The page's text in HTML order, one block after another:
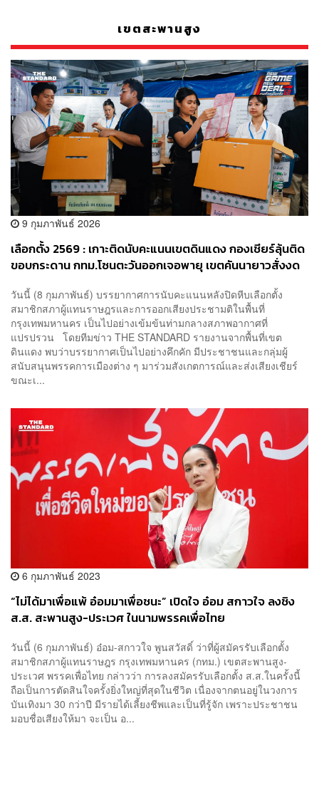
เขตสะพานสูง
9 กุมภาพันธ์ 2026
เลือกตั้ง 2569 : เกาะติดนับคะแนนเขตดินแดง กองเชียร์ลุ้นติด
ขอบกระดาน กทม.โซนตะวันออกเจอพายุ เขตคันนายาวสั่งงด
วันนี้ (8 กุมภาพันธ์) บรรยากาศการนับคะแนนหลังปิดหีบเลือกตั้ง
สมาชิกสภาผู้แทนราษฎรและการออกเสียงประชามติในพื้นที่
กรุงเทพมหานคร เป็นไปอย่างเข้มข้นท่ามกลางสภาพอากาศที่
แปรปรวน โดยทีมข่าว THE STANDARD รายงานจากพื้นที่เขต
ดินแดง พบว่าบรรยากาศเป็นไปอย่างคึกคัก มีประชาชนและกลุ่มผู้
สนับสนุนพรรคการเมืองต่าง ๆ มาร่วมสังเกตการณ์และส่งเสียงเชียร์
ขณะเ...
6 กุมภาพันธ์ 2023
“ไม่ได้มาเพื่อแพ้ อ๋อมมาเพื่อชนะ” เปิดใจ อ๋อม สกาวใจ ลงชิง
ส.ส. สะพานสูง-ประเวศ ในนามพรรคเพื่อไทย
วันนี้ (6 กุมภาพันธ์) อ๋อม-สกาวใจ พูนสวัสดิ์ ว่าที่ผู้สมัครรับเลือกตั้ง
สมาชิกสภาผู้แทนราษฎร กรุงเทพมหานคร (กทม.) เขตสะพานสูง-
ประเวศ พรรคเพื่อไทย กล่าวว่า การลงสมัครรับเลือกตั้ง ส.ส.ในครั้งนี้
ถือเป็นการตัดสินใจครั้งยิ่งใหญ่ที่สุดในชีวิต เนื่องจากตนอยู่ในวงการ
บันเทิงมา 30 กว่าปี มีรายได้เลี้ยงชีพและเป็นที่รู้จัก เพราะประชาชน
มอบชื่อเสียงให้มา จะเป็น อ...